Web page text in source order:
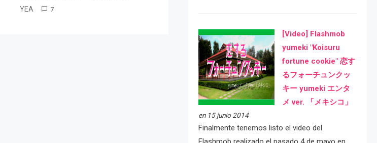
YEA
7
[Video] Flashmob
yumeki "Koisuru
fortune cookie" 恋す
るフォーチュンクッ
キー yumeki エンタ
メ ver. 「メキシコ」
en 15 junio 2014
Finalmente tenemos listo el video del